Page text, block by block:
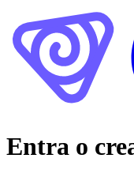
Entra o